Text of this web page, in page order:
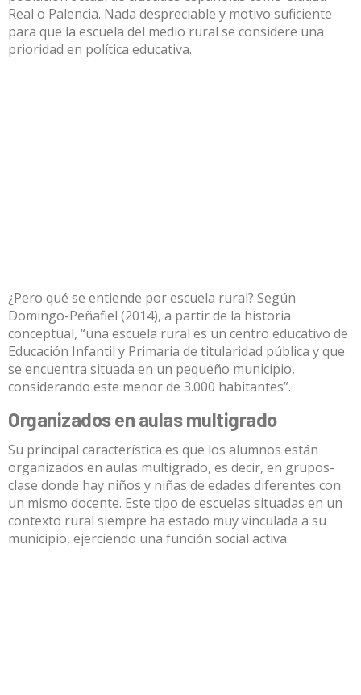
Real o Palencia. Nada despreciable y motivo suficiente
para que la escuela del medio rural se considere una
prioridad en política educativa.
¿Pero qué se entiende por escuela rural? Según
Domingo-Peñafiel (2014), a partir de la historia
conceptual, “una escuela rural es un centro educativo de
Educación Infantil y Primaria de titularidad pública y que
se encuentra situada en un pequeño municipio,
considerando este menor de 3.000 habitantes”.
Organizados en aulas multigrado
Su principal característica es que los alumnos están
organizados en aulas multigrado, es decir, en grupos-
clase donde hay niños y niñas de edades diferentes con
un mismo docente. Este tipo de escuelas situadas en un
contexto rural siempre ha estado muy vinculada a su
municipio, ejerciendo una función social activa.